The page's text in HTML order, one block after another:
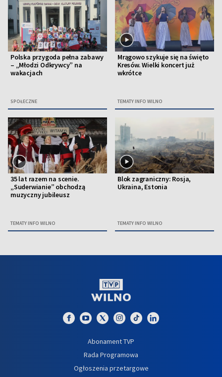
Polska przygoda pełna zabawy
– „Młodzi Odkrywcy” na
wakacjach
SPOŁECZNE
Mrągowo szykuje się na święto
Kresów. Wielki koncert już
wkrótce
TEMATY INFO WILNO
35 lat razem na scenie.
„Suderwianie” obchodzą
muzyczny jubileusz
TEMATY INFO WILNO
Blok zagraniczny: Rosja,
Ukraina, Estonia
TEMATY INFO WILNO
Abonament TVP
Rada Programowa
Ogłoszenia przetargowe